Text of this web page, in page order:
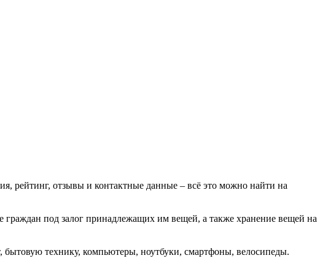
рейтинг, отзывы и контактные данные – всё это можно найти на
под залог принадлежащих им вещей, а также хранение вещей на
технику, компьютеры, ноутбуки, смартфоны, велосипеды.